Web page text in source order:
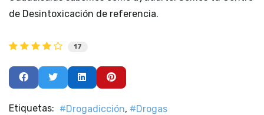
de Desintoxicación de referencia.
17
Etiquetas: Drogadicción Drogas